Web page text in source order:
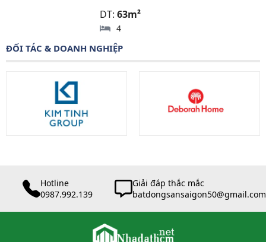
DT:63m²
4
ĐỐI TÁC & DOANH NGHIỆP
Hotline
0987.992.139
Giải đáp thắc mắc
batdongsansaigon50@gmail.com